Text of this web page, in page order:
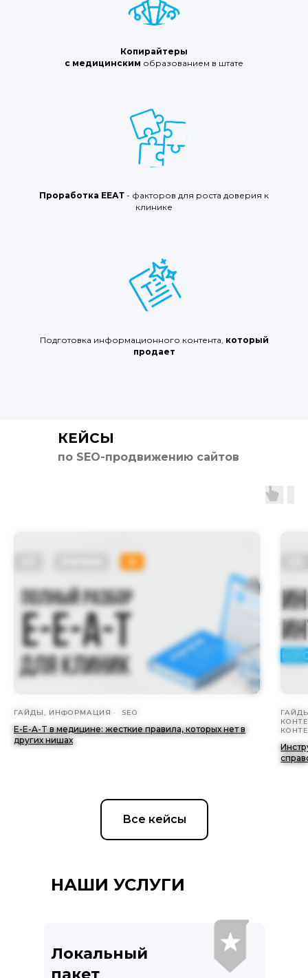
Копирайтеры
с медицинским образованием в штате
Проработка ЕЕАТ - факторов для роста доверия к
клинике
Подготовка информационного контента, который
продает
КЕЙСЫ
по SEO-продвижению сайтов
ГАЙДЫ, ИНФОРМАЦИЯ SEO
E-E-A-T в медицине: жесткие правила, которых нет в
других нишах
Все кейсы
НАШИ УСЛУГИ
Локальный
пакет